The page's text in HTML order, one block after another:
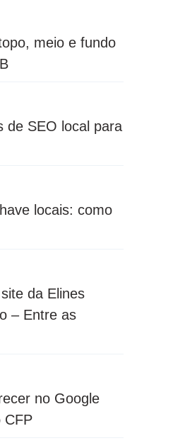
meio e fundo
de SEO local para
locais: como
da Elines
– Entre as
no Google
CFP